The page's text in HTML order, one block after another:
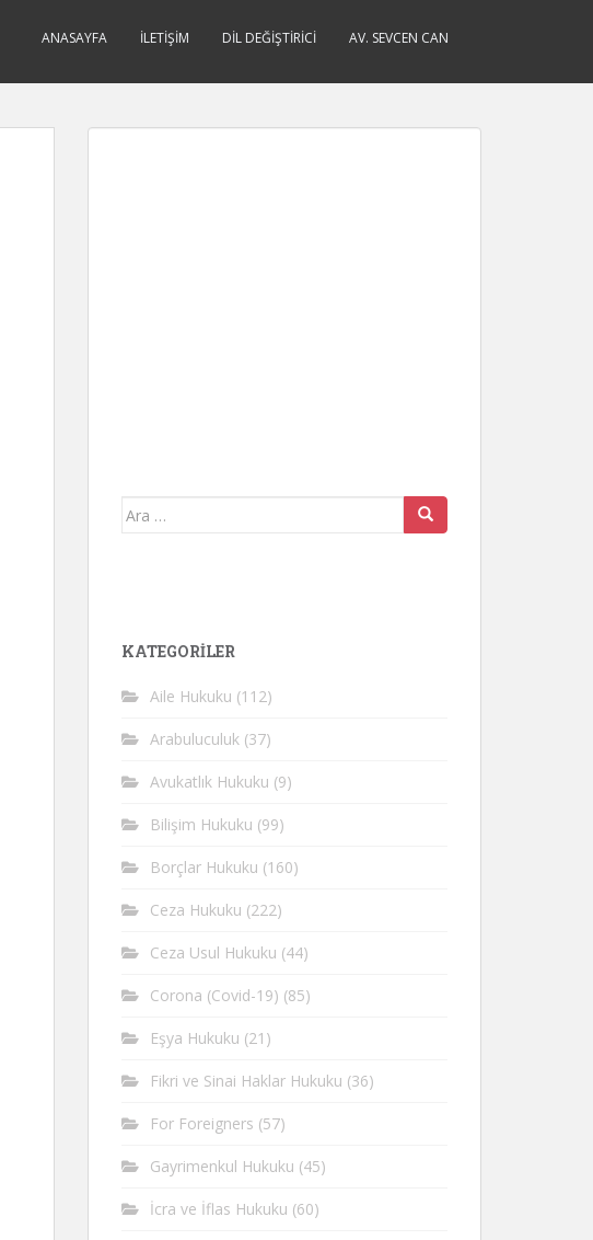
ANASAYFA İLETIŞIM DIL DEĞIŞTIRICI AV. SEVCEN CAN
Arama
KATEGORİLER
Aile Hukuku (112)
Arabuluculuk (37)
Avukatlık Hukuku (9)
Bilişim Hukuku (99)
Borçlar Hukuku (160)
Ceza Hukuku (222)
Ceza Usul Hukuku (44)
Corona (Covid-19) (85)
Eşya Hukuku (21)
Fikri ve Sinai Haklar Hukuku (36)
For Foreigners (57)
Gayrimenkul Hukuku (45)
İcra ve İflas Hukuku (60)